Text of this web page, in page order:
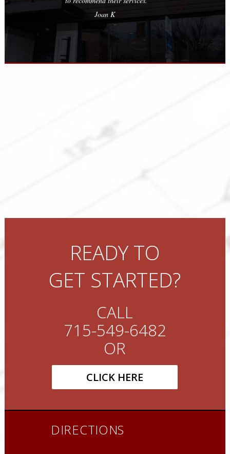
READY TO
GET STARTED?
CALL
715-549-6482
OR
CLICK HERE
DIRECTIONS